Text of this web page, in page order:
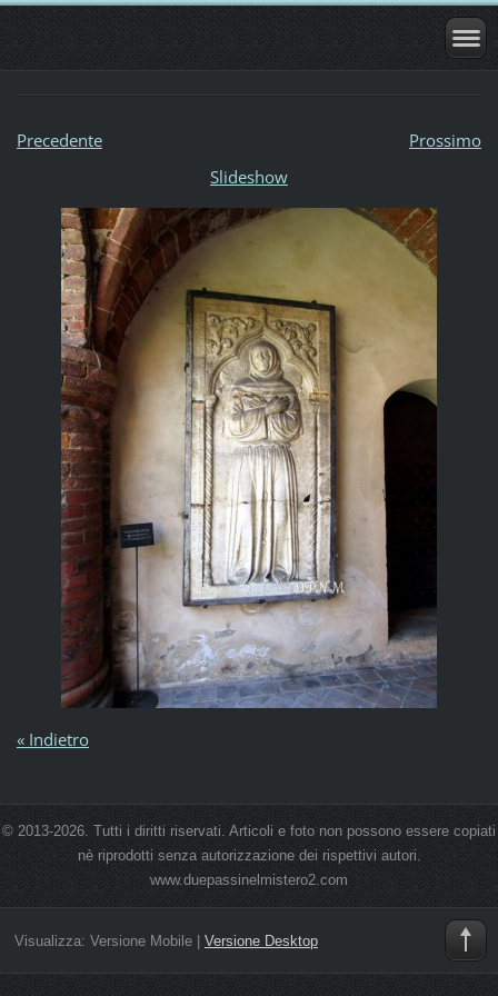
Precedente
Prossimo
Slideshow
« Indietro
© 2013-2026. Tutti i diritti riservati. Articoli e foto non possono essere copiati
nè riprodotti senza autorizzazione dei rispettivi autori.
www.duepassinelmistero2.com
Visualizza: Versione Mobile| Versione Desktop